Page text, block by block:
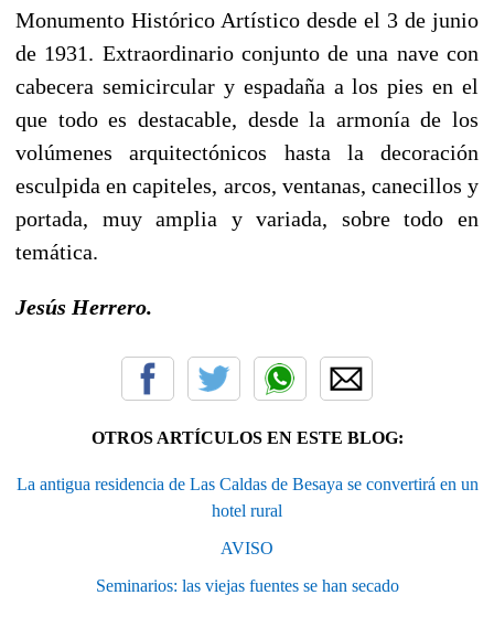
Monumento Histórico Artístico desde el 3 de junio
de 1931. Extraordinario conjunto de una nave con
cabecera semicircular y espadaña a los pies en el
que todo es destacable, desde la armonía de los
volúmenes arquitectónicos hasta la decoración
esculpida en capiteles, arcos, ventanas, canecillos y
portada, muy amplia y variada, sobre todo en
temática.
Jesús Herrero.
OTROS ARTÍCULOS EN ESTE BLOG:
La antigua residencia de Las Caldas de Besaya se convertirá en un
hotel rural
AVISO
Seminarios: las viejas fuentes se han secado